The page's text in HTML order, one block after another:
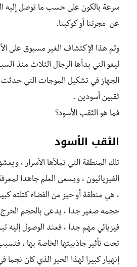
سرعة بالكون على حسب ما توصل إليه
عن مجرتنا أو كوكبنا.
وتم هذا الإكتشاف الغير مسبوق على
ليغو التي بدأها الرجال الثلاث منذ
الجهاز في تشكيل الموجات التي
ثقبين أسودين .
فما هو الثقب الأسود؟
الثقب الأسود
تلك المنطقة التي تملأها الأسرار ،
الفيزيائيون ، ويسعى العلم جاهدا
، هي منطقة أو حيز من الفضاء كتلته
حجمه صغير جدا ، يدعى بالحجم
فيزيائي مهم جدا ، فعند الوصول إليه
تحت تأثير جاذبيتها الخاصة بها ،
إنهيار كبيرا لهذا الحيز الذي كان